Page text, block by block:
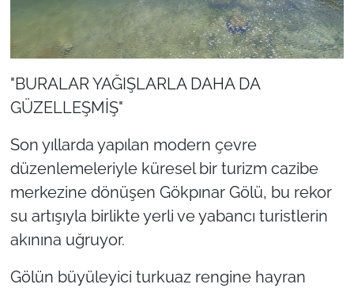
"BURALAR YAĞIŞLARLA DAHA DA
GÜZELLEŞMİŞ"
Son yıllarda yapılan modern çevre
düzenlemeleriyle küresel bir turizm cazibe
merkezine dönüşen Gökpınar Gölü, bu rekor
su artışıyla birlikte yerli ve yabancı turistlerin
akınına uğruyor.
Gölün büyüleyici turkuaz rengine hayran